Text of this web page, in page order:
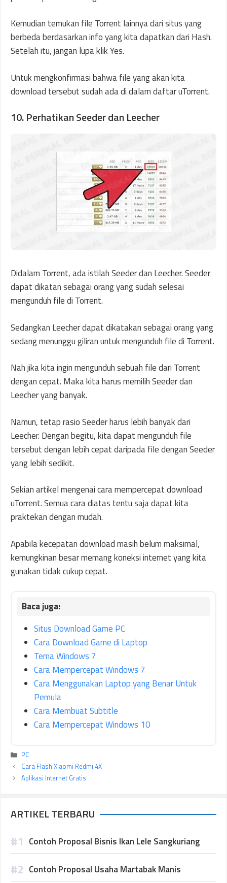
Kemudian temukan file Torrent lainnya dari situs yang
berbeda berdasarkan info yang kita dapatkan dari Hash.
Setelah itu, jangan lupa klik Yes.
Untuk mengkonfirmasi bahwa file yang akan kita
download tersebut sudah ada di dalam daftar uTorrent.
10. Perhatikan Seeder dan Leecher
Didalam Torrent, ada istilah Seeder dan Leecher. Seeder
dapat dikatan sebagai orang yang sudah selesai
mengunduh file di Torrent.
Sedangkan Leecher dapat dikatakan sebagai orang yang
sedang menunggu giliran untuk mengunduh file di Torrent.
Nah jika kita ingin mengunduh sebuah file dari Torrent
dengan cepat. Maka kita harus memilih Seeder dan
Leecher yang banyak.
Namun, tetap rasio Seeder harus lebih banyak dari
Leecher. Dengan begitu, kita dapat mengunduh file
tersebut dengan lebih cepat daripada file dengan Seeder
yang lebih sedikit.
Sekian artikel mengenai cara mempercepat download
uTorrent. Semua cara diatas tentu saja dapat kita
praktekan dengan mudah.
Apabila kecepatan download masih belum maksimal,
kemungkinan besar memang koneksi internet yang kita
gunakan tidak cukup cepat.
Situs Download Game PC
Cara Download Game di Laptop
Tema Windows 7
Cara Mempercepat Windows 7
Cara Menggunakan Laptop yang Benar Untuk
Pemula
Cara Membuat Subtitle
Cara Mempercepat Windows 10
Kategori
PC
Cara Flash Xiaomi Redmi 4X
Aplikasi Internet Gratis
ARTIKEL TERBARU
Contoh Proposal Bisnis Ikan Lele Sangkuriang
Contoh Proposal Usaha Martabak Manis